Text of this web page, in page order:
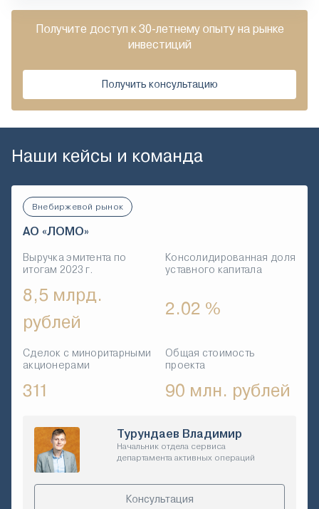
Получите доступ к 30-летнему опыту на рынке
инвестиций
Получить консультацию
Наши кейсы и команда
Внебиржевой рынок
АО «ЛОМО»
Выручка эмитента по
итогам 2023 г.
8,5 млрд.
рублей
Консолидированная доля
уставного капитала
2.02 %
Сделок с миноритарными
акционерами
311
Общая стоимость
проекта
90 млн. рублей
Турундаев Владимир
Начальник отдела сервиса
департамента активных операций
Консультация